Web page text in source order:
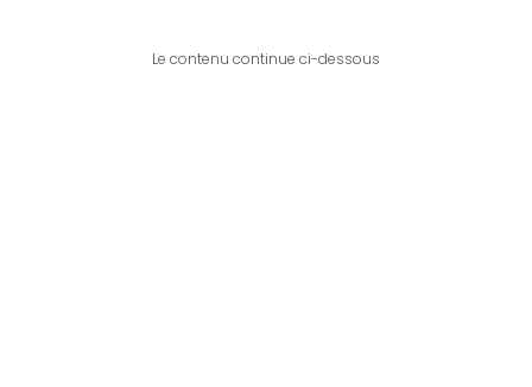
Le contenu continue ci-dessous